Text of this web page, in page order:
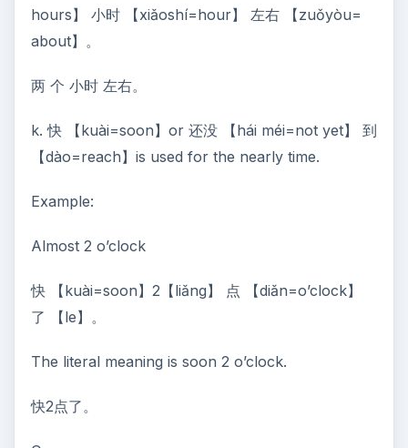
hours】 小时 【xiǎoshí=hour】 左右 【zuǒyòu=
about】。
两 个 小时 左右。
k. 快 【kuài=soon】or 还没 【hái méi=not yet】 到
【dào=reach】is used for the nearly time.
Example:
Almost 2 o’clock
快 【kuài=soon】2【liǎng】 点 【diǎn=o’clock】
了 【le】。
The literal meaning is soon 2 o’clock.
快2点了。